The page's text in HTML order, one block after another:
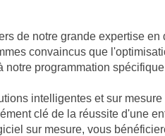
de notre grande expertise
convaincus que
notre programmation
intelligentes et sur
clé de la réussite d'une
sur mesure, vous